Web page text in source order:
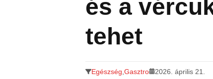
és a
tehet
Egészség Gasztro 2026. április 21.